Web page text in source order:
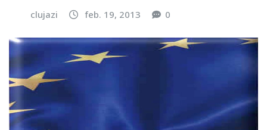
clujazi feb. 19, 2013 0